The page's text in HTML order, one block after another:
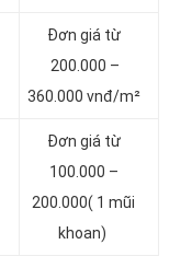
Đơn giá từ
200.000 –
360.000 vnđ/m²
Đơn giá từ
100.000 –
200.000( 1 mũi
khoan)